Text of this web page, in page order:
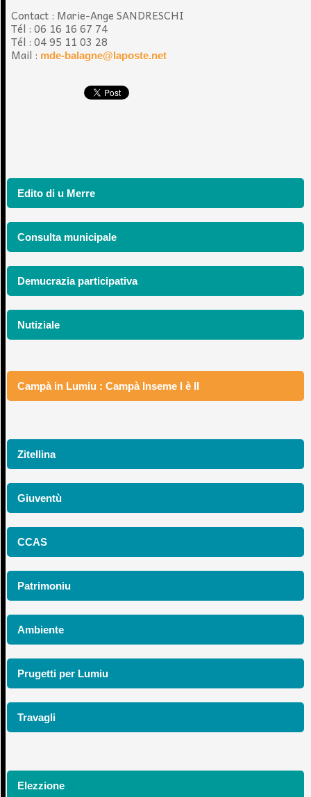
Edito di u Merre
Consulta municipale
Demucrazia participativa
Nutiziale
Campà in Lumiu : Campà Inseme I è II
Zitellina
Giuventù
CCAS
Patrimoniu
Ambiente
Prugetti per Lumiu
Travagli
Elezzione
Contact : Marie-Ange SANDRESCHI
Tél : 06 16 16 67 74
Tél : 04 95 11 03 28
Mail : mde-balagne@laposte.net